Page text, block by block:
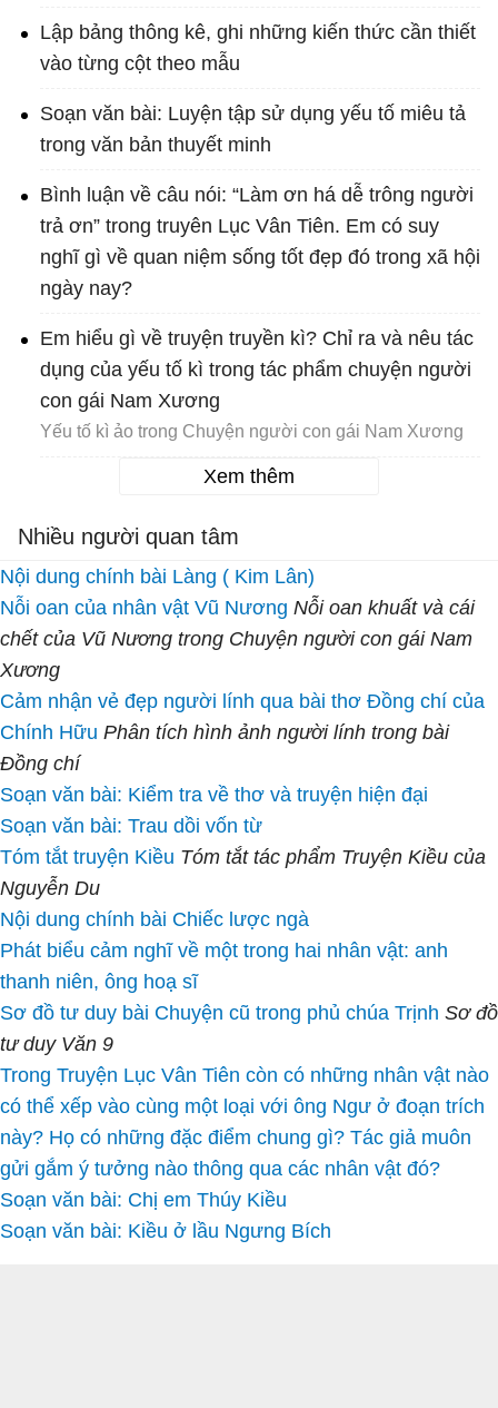
Lập bảng thông kê, ghi những kiến thức cần thiết
vào từng cột theo mẫu
Soạn văn bài: Luyện tập sử dụng yếu tố miêu tả
trong văn bản thuyết minh
Bình luận về câu nói: “Làm ơn há dễ trông người
trả ơn” trong truyên Lục Vân Tiên. Em có suy
nghĩ gì về quan niệm sống tốt đẹp đó trong xã hội
ngày nay?
Em hiểu gì về truyện truyền kì? Chỉ ra và nêu tác
dụng của yếu tố kì trong tác phẩm chuyện người
con gái Nam Xương
Yếu tố kì ảo trong Chuyện người con gái Nam Xương
Xem thêm
Nhiều người quan tâm
Nội dung chính bài Làng ( Kim Lân)
Nỗi oan của nhân vật Vũ Nương Nỗi oan khuất và cái
chết của Vũ Nương trong Chuyện người con gái Nam
Xương
Cảm nhận vẻ đẹp người lính qua bài thơ Đồng chí của
Chính Hữu Phân tích hình ảnh người lính trong bài
Đồng chí
Soạn văn bài: Kiểm tra về thơ và truyện hiện đại
Soạn văn bài: Trau dồi vốn từ
Tóm tắt truyện Kiều Tóm tắt tác phẩm Truyện Kiều của
Nguyễn Du
Nội dung chính bài Chiếc lược ngà
Phát biểu cảm nghĩ về một trong hai nhân vật: anh
thanh niên, ông hoạ sĩ
Sơ đồ tư duy bài Chuyện cũ trong phủ chúa Trịnh Sơ đồ
tư duy Văn 9
Trong Truyện Lục Vân Tiên còn có những nhân vật nào
có thể xếp vào cùng một loại với ông Ngư ở đoạn trích
này? Họ có những đặc điểm chung gì? Tác giả muôn
gửi gắm ý tưởng nào thông qua các nhân vật đó?
Soạn văn bài: Chị em Thúy Kiều
Soạn văn bài: Kiều ở lầu Ngưng Bích